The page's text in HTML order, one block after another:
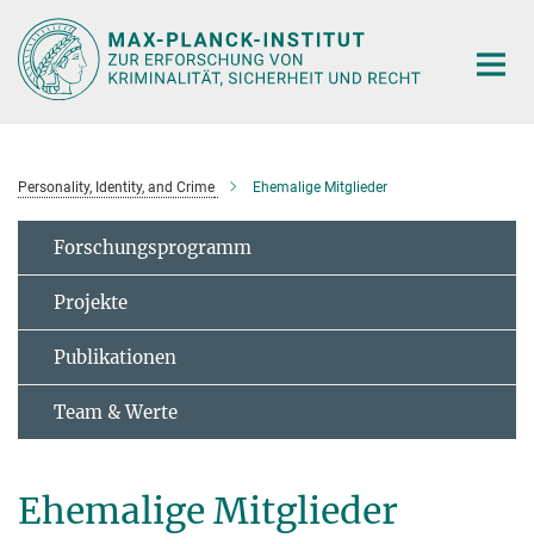
Hauptinhalt
Personality, Identity, and Crime Ehemalige Mitglieder
Forschungsprogramm
Projekte
Publikationen
Team & Werte
Ehemalige Mitglieder